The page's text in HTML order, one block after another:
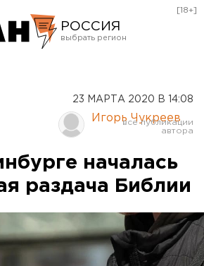
РОССИЯ
Курган
Оренбург
[18+]
23 МАРТА 2020 В 14:08
Игорь Чукреев
началась
раздача Библии